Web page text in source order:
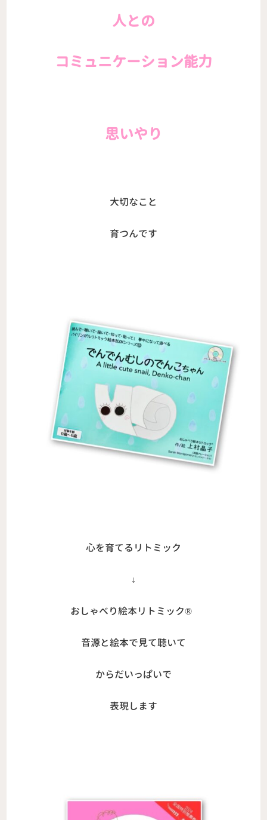
人との
コミュニケーション能力
思いやり
大切なこと
育つんです
心を育てるリトミック
↓
おしゃべり絵本リトミック®︎
音源と絵本で見て聴いて
からだいっぱいで
表現します